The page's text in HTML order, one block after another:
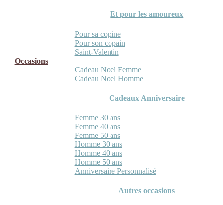
Et pour les amoureux
Pour sa copine
Pour son copain
Saint-Valentin
Occasions
Cadeau Noel Femme
Cadeau Noel Homme
Cadeaux Anniversaire
Femme 30 ans
Femme 40 ans
Femme 50 ans
Homme 30 ans
Homme 40 ans
Homme 50 ans
Anniversaire Personnalisé
Autres occasions